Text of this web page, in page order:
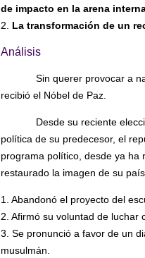
de impacto en la arena
2. La transformación de un
Análisis
Sin querer provocar a
recibió el Nóbel de Paz.
Desde su reciente
política de su predecesor, el
programa político, desde ya ha
restaurado la imagen de su
1. Abandonó el proyecto del
2. Afirmó su voluntad de luchar
3. Se pronunció a favor de un
musulmán.